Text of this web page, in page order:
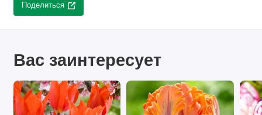
Поделиться
Вас заинтересует